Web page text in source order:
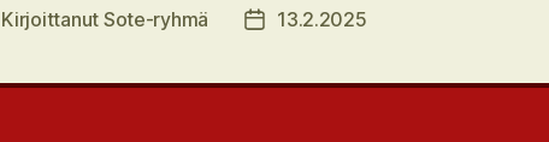
Kirjoittanut Sote-ryhmä Julkaisupäivämäärä
13.2.2025